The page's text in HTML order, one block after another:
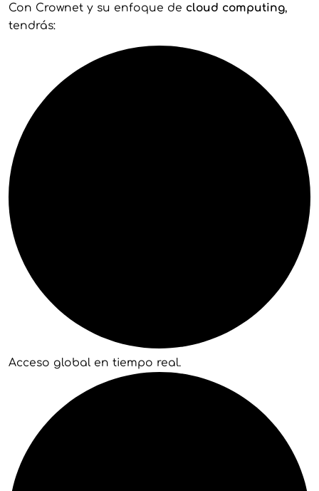
Con Crownet y su enfoque de cloud computing,
tendrás:
Acceso global en tiempo real.